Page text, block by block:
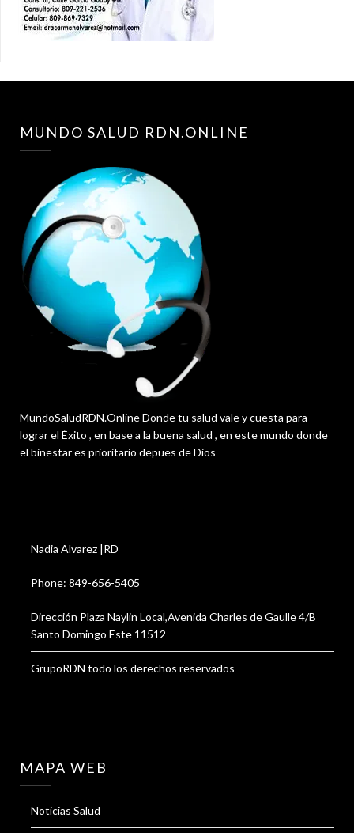
MUNDO SALUD RDN.ONLINE
MundoSaludRDN.Online Donde tu salud vale y cuesta para
lograr el Éxito , en base a la buena salud , en este mundo donde
el binestar es prioritario depues de Dios
Nadia Alvarez |RD
Phone: 849-656-5405
Dirección Plaza Naylin Local,Avenida Charles de Gaulle 4/B
Santo Domingo Este 11512
GrupoRDN todo los derechos reservados
MAPA WEB
Noticias Salud